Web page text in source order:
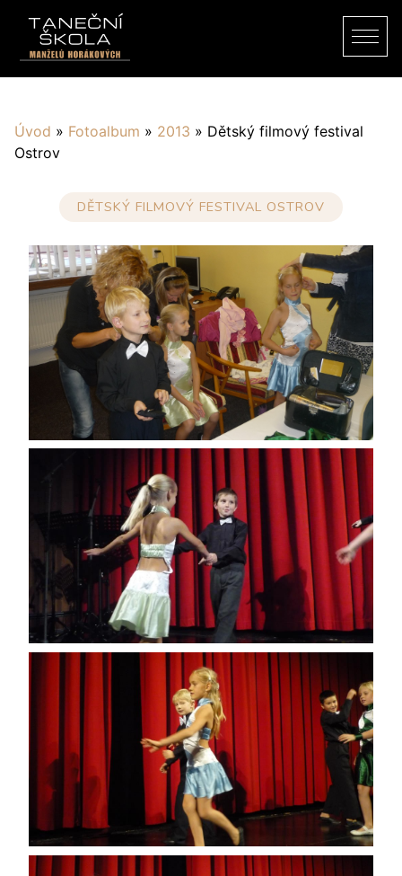
Úvod » Fotoalbum » 2013 » Dětský filmový festival
Ostrov
DĚTSKÝ FILMOVÝ FESTIVAL OSTROV